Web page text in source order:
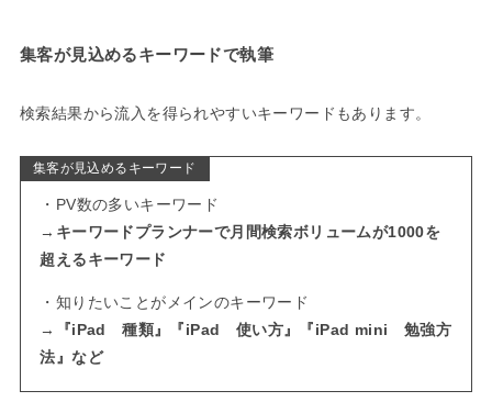
集客が見込めるキーワードで執筆
検索結果から流入を得られやすいキーワードもあります。
集客が見込めるキーワード
・PV数の多いキーワード
→ キーワードプランナーで月間検索ボリュームが1000を
超えるキーワード
・知りたいことがメインのキーワード
→
『iPad 種類』『iPad 使い方』『iPad mini 勉強方
法』など